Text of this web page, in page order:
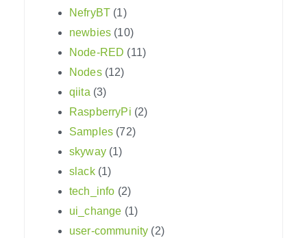
NefryBT (1)
newbies (10)
Node-RED (11)
Nodes(12)
qiita (3)
RaspberryPi (2)
Samples (72)
skyway(1)
slack(1)
tech_info (2)
ui_change (1)
user-community (2)